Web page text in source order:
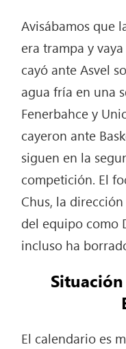
Avisábamos que
era trampa y
cayó ante Asvel
agua fría en una
Fenerbahce y
cayeron ante
siguen en la
competición. El
Chus, la
del equipo como
incluso ha
El calendario es